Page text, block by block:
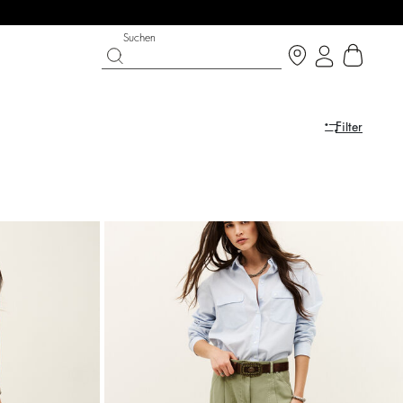
LAST CHANCE
Entdecken
PARTYWEAR-KOLLEKTION
Suchen
Filter